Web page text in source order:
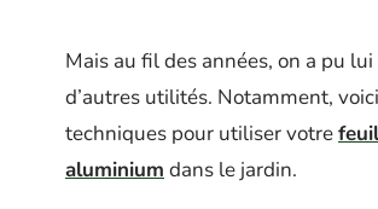
Mais au fil des années, on a pu
d’autres utilités. Notamment,
techniques pour utiliser votre
aluminium dans le jardin.